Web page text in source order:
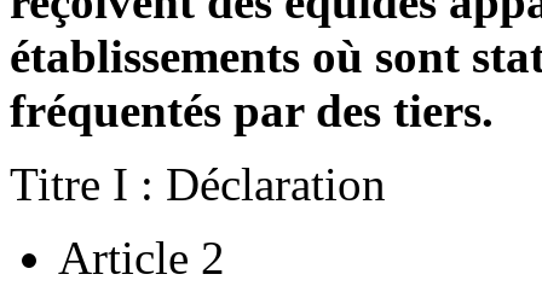
établissements où sont
fréquentés par des tiers.
Titre I : Déclaration
Article 2